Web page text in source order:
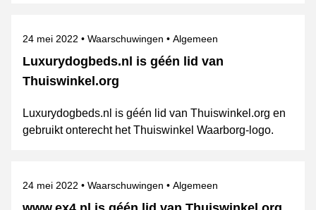
Luxurydogbeds.nl is géén lid van
Thuiswinkel.org
Gepubliceerd op
24 mei 2022 Categorie
Waarschuwingen Onderwerpen
Algemeen
Luxurydogbeds.nl is géén lid van Thuiswinkel.org en
gebruikt onterecht het Thuiswinkel Waarborg-logo.
Gepubliceerd op
24 mei 2022 Categorie
Waarschuwingen Onderwerpen
Algemeen